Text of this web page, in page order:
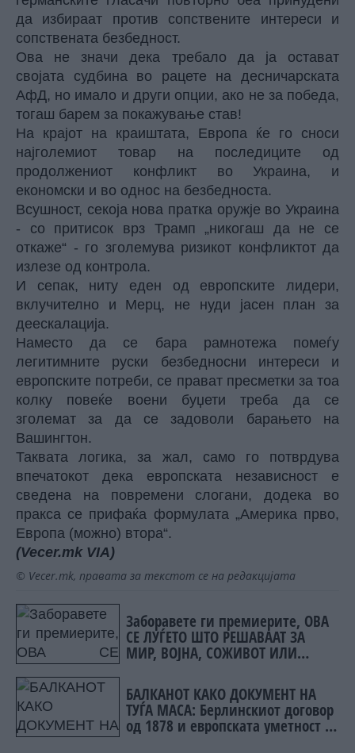
да избираат против сопствените интереси и
сопствената безбедност.
Ова не значи дека требало да ја остават
својата судбина во рацете на десничарската
АфД, но имало и други опции, ако не за победа,
тогаш барем за покажување став!
На крајот на краиштата, Европа ќе го сноси
најголемиот товар на последиците од
продолжениот конфликт во Украина, и
економски и во однос на безбедноста.
Всушност, секоја нова пратка оружје во Украина
- со притисок врз Трамп „никогаш да не се
откаже“ - го зголемува ризикот конфликтот да
излезе од контрола.
И сепак, ниту еден од европските лидери,
вклучително и Мерц, не нуди јасен план за
деескалација.
Наместо да се бара рамнотежа помеѓу
легитимните руски безбедносни интереси и
европските потреби, се прават пресметки за тоа
колку повеќе воени буџети треба да се
зголемат за да се задоволи барањето на
Вашингтон.
Таквата логика, за жал, само го потврдува
впечатокот дека европската независност е
сведена на повремени слогани, додека во
пракса се прифаќа формулата „Америка прво,
Европа (можно) втора“.
(Vecer.mk VIA)
© Vecer.mk, правата за текстот се на редакцијата
Заборавете ги премиерите, ОВА
СЕ ЛУЃЕТО ШТО РЕШАВААТ ЗА
МИР, ВОЈНА, СОЖИВОТ ИЛИ
ПРОПАСТ
БАЛКАНОТ КАКО ДОКУМЕНТ НА
ТУЃА МАСА: Берлинскиот договор
од 1878 и европската уметност за
уредување на туѓи судбини